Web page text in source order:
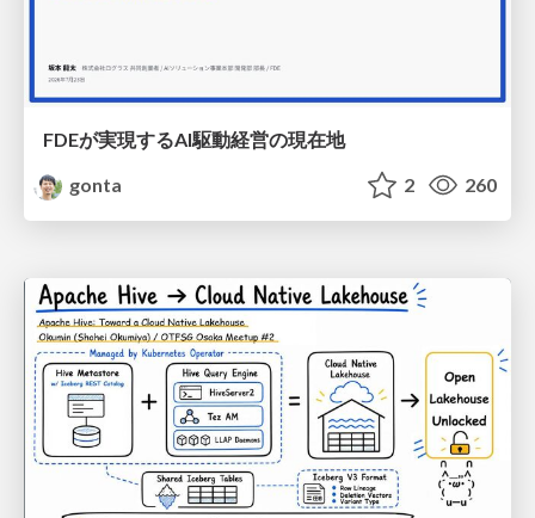
FDEが実現するAI駆動経営の現在地
gonta
2 260